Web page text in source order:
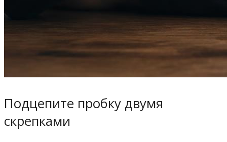
Подцепите пробку двумя
скрепками